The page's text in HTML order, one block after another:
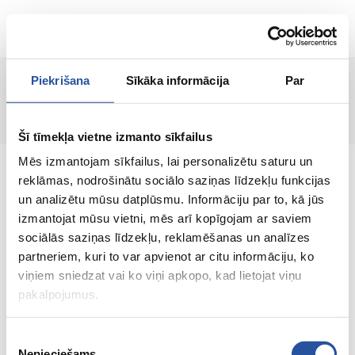
Piekrišana Sīkāka informācija Par
Šī tīmekļa vietne izmanto sīkfailus
Mēs izmantojam sīkfailus, lai personalizētu saturu un
reklāmas, nodrošinātu sociālo saziņas līdzekļu funkcijas
un analizētu mūsu datplūsmu. Informāciju par to, kā jūs
izmantojat mūsu vietni, mēs arī kopīgojam ar saviem
sociālās saziņas līdzekļu, reklamēšanas un analīzes
partneriem, kuri to var apvienot ar citu informāciju, ko
viņiem sniedzat vai ko viņi apkopo, kad lietojat viņu
pakalpojumus.
EN
Page not found!
An online store with great prices and quality
products, where customer satisfaction is our
main value.
Everything for your home and
garden!